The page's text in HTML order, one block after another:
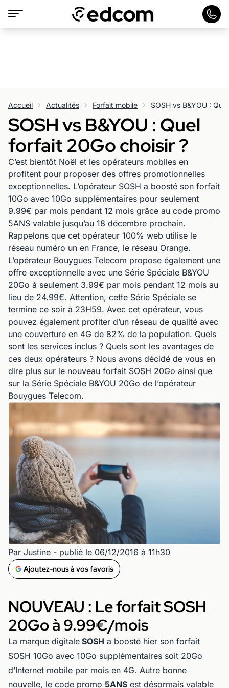
Accueil Actualités Forfait mobile SOSH vs B&YOU :
SOSH vs B&YOU : Quel
forfait 20Go choisir ?
C’est bientôt Noël et les opérateurs mobiles en
profitent pour proposer des offres promotionnelles
exceptionnelles. L’opérateur SOSH a boosté son forfait
10Go avec 10Go supplémentaires pour seulement
9.99€ par mois pendant 12 mois grâce au code promo
5ANS valable jusqu’au 18 décembre prochain.
Rappelons que cet opérateur 100% web utilise le
réseau numéro un en France, le réseau Orange.
L’opérateur Bouygues Telecom propose également une
offre exceptionnelle avec une Série Spéciale B&YOU
20Go à seulement 3.99€ par mois pendant 12 mois au
lieu de 24.99€. Attention, cette Série Spéciale se
termine ce soir à 23H59. Avec cet opérateur, vous
pouvez également profiter d’un réseau de qualité avec
une couverture en 4G de 82% de la population. Quels
sont les services inclus ? Quels sont les avantages de
ces deux opérateurs ? Nous avons décidé de vous en
dire plus sur le nouveau forfait SOSH 20Go ainsi que
sur la Série Spéciale B&YOU 20Go de l’opérateur
Bouygues Telecom.
Par Justine - publié le 06/12/2016 à 11h30
Ajoutez-nous à vos favoris
NOUVEAU : Le forfait SOSH
20Go à 9.99€/mois
La marque digitale SOSH a boosté hier son forfait
SOSH 10Go avec 10Go supplémentaires soit 20Go
d’Internet mobile par mois en 4G. Autre bonne
nouvelle, le code promo 5ANS est désormais valable